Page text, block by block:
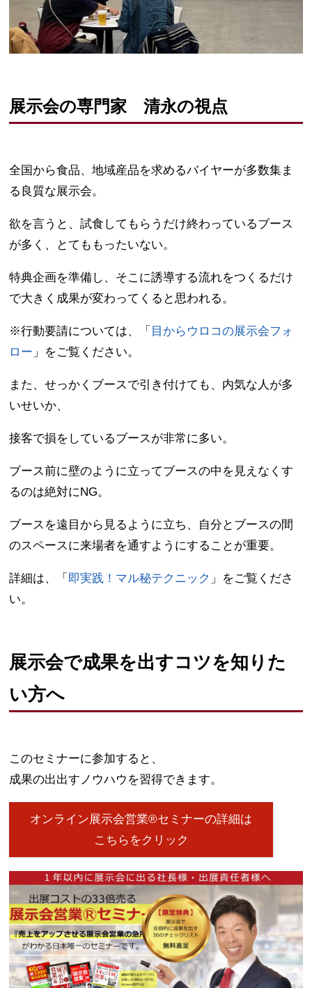
展示会の専門家 清永の視点
全国から食品、地域産品を求めるバイヤーが多数集ま
る良質な展示会。
欲を言うと、試食してもらうだけ終わっているブース
が多く、とてももったいない。
特典企画を準備し、そこに誘導する流れをつくるだけ
で大きく成果が変わってくると思われる。
※行動要請については、「 目からウロコの展示会フォ
ロー 」をご覧ください。
また、せっかくブースで引き付けても、内気な人が多
いせいか、
接客で損をしているブースが非常に多い。
ブース前に壁のように立ってブースの中を見えなくす
るのは絶対にNG。
ブースを遠目から見るように立ち、自分とブースの間
のスペースに来場者を通すようにすることが重要。
詳細は、「 即実践！マル秘テクニック 」をご覧くださ
い。
展示会で成果を出すコツを知りた
い方へ
このセミナーに参加すると、
成果の出出すノウハウを習得できます。
オンライン展示会営業®セミナーの詳細は
こちらをクリック